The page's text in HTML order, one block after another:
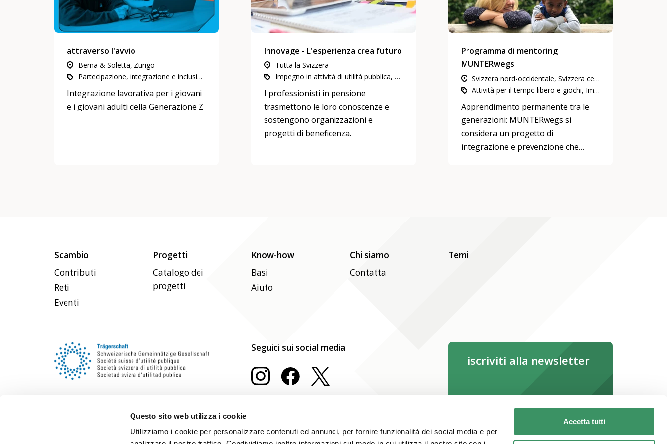
Questo sito web utilizza i cookie
Utilizziamo i cookie per personalizzare contenuti ed annunci, per fornire funzionalità dei social media e per
Accetta tutti
contratti di
apprendistato e degli
abbandoni di
apprendistato nel 15°
episodio del podcast.
Quali sono le ragioni
di questo fenomeno e
cosa si può fare?
attraverso l'avvio
Berna & Soletta, Zurigo
Partecipazione, integrazione e inclusione, Economia e lavoro, Mentoring
Integrazione lavorativa per i giovani
e i giovani adulti della Generazione Z
Innovage - L'esperienza crea futuro
Tutta la Svizzera
Impegno in attività di utilità pubblica, Economia e lavoro, Mentoring
I professionisti in pensione
trasmettono le loro conoscenze e
sostengono organizzazioni e
progetti di beneficenza.
Programma di mentoring
MUNTERwegs
Svizzera nord-occidentale, Svizzera centrale
Attività per il tempo libero e giochi, Impegno in attività di utilità pubblica, Mentoring
Apprendimento permanente tra le
generazioni: MUNTERwegs si
considera un progetto di
integrazione e prevenzione che
Scambio
Contributi
Reti
Eventi
Progetti
Catalogo dei
progetti
Know-how
Basi
Aiuto
Chi siamo
Contatta
Temi
Seguici sui social media
iscriviti alla newsletter
iscriviti subito
Leggi la newsletter online